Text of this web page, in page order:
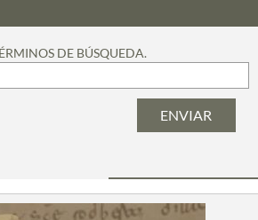
DE BÚSQUEDA.